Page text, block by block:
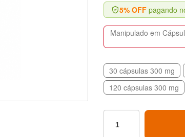
5% OFF pagando
Manipulado em
30 cápsulas 300 mg
120 cápsulas 300 mg